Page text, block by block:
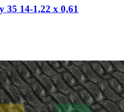
35 14-1,22 x 0,61